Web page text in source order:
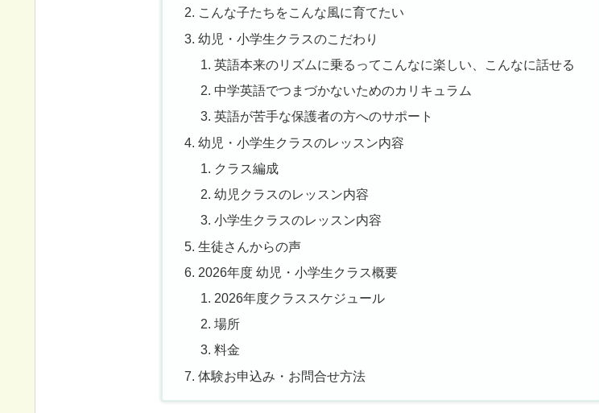
こんな子たちをこんな風に育てたい
幼児・小学生クラスのこだわり
英語本来のリズムに乗るってこんなに楽しい、こんなに話せる
中学英語でつまづかないためのカリキュラム
英語が苦手な保護者の方へのサポート
幼児・小学生クラスのレッスン内容
クラス編成
幼児クラスのレッスン内容
小学生クラスのレッスン内容
生徒さんからの声
2026年度 幼児・小学生クラス概要
2026年度クラススケジュール
場所
料金
体験お申込み・お問合せ方法